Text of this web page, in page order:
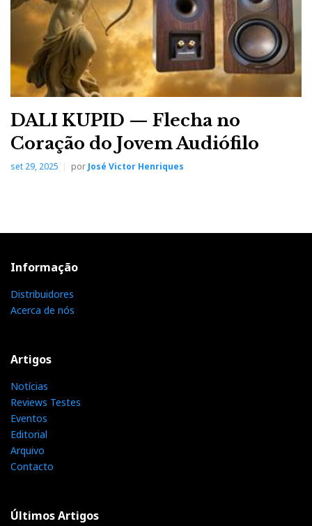
DALI KUPID — Flecha no
Coração do Jovem Audiófilo
set 29, 2025 porJosé Victor Henriques
Informação
Distribuidores
Acerca de nós
Artigos
Notícias
Reviews Testes
Eventos
Editorial
Arquivo
Contacto
Últimos Artigos